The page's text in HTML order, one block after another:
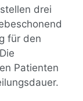
stellen drei
für den
Patienten